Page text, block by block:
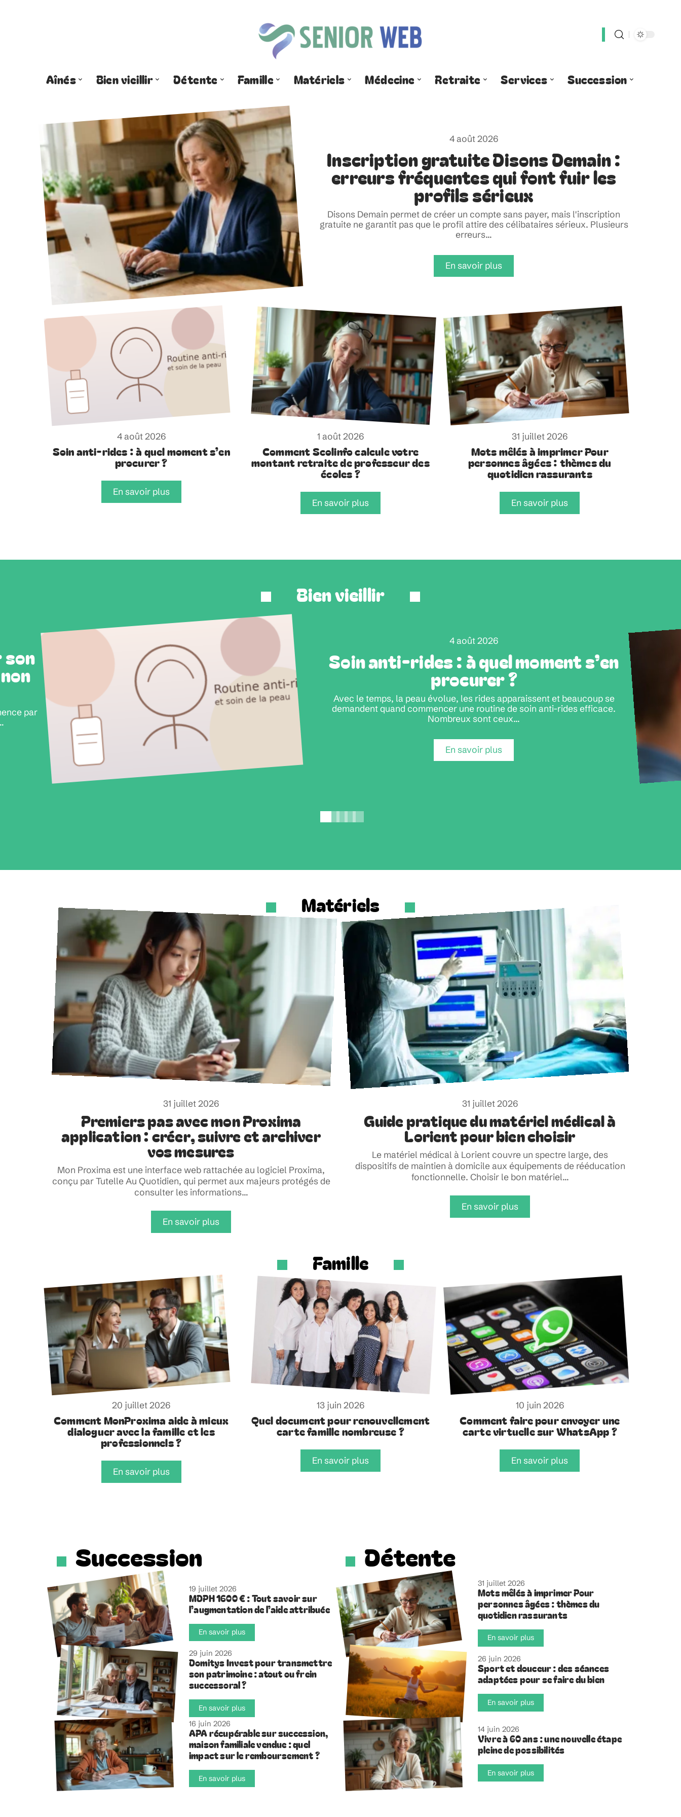
Aînés Bien vieillir Détente Famille Matériels Médecine Retraite Services Succession
4 août 2026
Inscription gratuite Disons Demain :
erreurs fréquentes qui font fuir les
profils sérieux
Disons Demain permet de créer un compte sans payer, mais l'inscription
gratuite ne garantit pas que le profil attire des célibataires sérieux. Plusieurs
erreurs…
En savoir plus
4 août 2026
Soin anti-rides : à quel moment s’en
procurer ?
En savoir plus
1 août 2026
Comment Scolinfo calcule votre
montant retraite de professeur des
écoles ?
En savoir plus
31 juillet 2026
Mots mêlés à imprimer Pour
personnes âgées : thèmes du
quotidien rassurants
En savoir plus
Bien vieillir
par
4 août 2026
Soin anti-rides : à quel moment s’en
procurer ?
Avec le temps, la peau évolue, les rides apparaissent et beaucoup se
demandent quand commencer une routine de soin anti-rides efficace.
Nombreux sont ceux…
En savoir plus
Matériels
31 juillet 2026
Premiers pas avec mon Proxima
application : créer, suivre et archiver
vos mesures
Mon Proxima est une interface web rattachée au logiciel Proxima,
conçu par Tutelle Au Quotidien, qui permet aux majeurs protégés de
consulter les informations…
En savoir plus
31 juillet 2026
Guide pratique du matériel médical à
Lorient pour bien choisir
Le matériel médical à Lorient couvre un spectre large, des
dispositifs de maintien à domicile aux équipements de rééducation
fonctionnelle. Choisir le bon matériel…
En savoir plus
Famille
20 juillet 2026
Comment MonProxima aide à mieux
dialoguer avec la famille et les
professionnels ?
En savoir plus
13 juin 2026
Quel document pour renouvellement
carte famille nombreuse ?
En savoir plus
10 juin 2026
Comment faire pour envoyer une
carte virtuelle sur WhatsApp ?
En savoir plus
Succession
19 juillet 2026
MDPH 1600 € : Tout savoir sur
l’augmentation de l’aide attribuée
En savoir plus
29 juin 2026
Domitys Invest pour transmettre
son patrimoine : atout ou frein
successoral ?
En savoir plus
16 juin 2026
APA récupérable sur succession,
maison familiale vendue : quel
impact sur le remboursement ?
En savoir plus
Détente
31 juillet 2026
Mots mêlés à imprimer Pour
personnes âgées : thèmes du
quotidien rassurants
En savoir plus
26 juin 2026
Sport et douceur : des séances
adaptées pour se faire du bien
En savoir plus
14 juin 2026
Vivre à 60 ans : une nouvelle étape
pleine de possibilités
En savoir plus